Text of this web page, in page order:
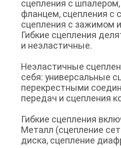
ПУТЕШЕСТВИЕ
ФАБРИКИ
КОНТРОЛЬ
КАЧЕСТВА
КОНТАКТНЫЕ
ДАННЫЕ
сцепления с
фланцем, сцепления с
сцепления с зажимом
Гибкие сцепления
и неэластичные.
Неэластичные
себя: универсальные
перекрестными
передач и сцепления
Гибкие сцепления
Металл (сцепление
диска, сцепление